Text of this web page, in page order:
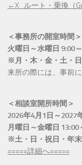
←X_ルート・乗換（
＜事務所の開室時間＞
火曜日～水曜日 9:00
※月・木・金・土・日
来所の際には、事前
＜相談室開所時間＞
2026年4月1日～2027
月曜日～金曜日 13:00
※土・日・祝日・年末
=====詳細へ=====